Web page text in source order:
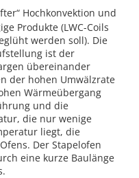
Hochkonvektion und
Produkte (LWC-Coils
werden soll). Die
ist der
übereinander
der hohen Umwälzrate
Wärmeübergang
und die
die nur wenige
liegt, die
Der Stapelofen
eine kurze Baulänge